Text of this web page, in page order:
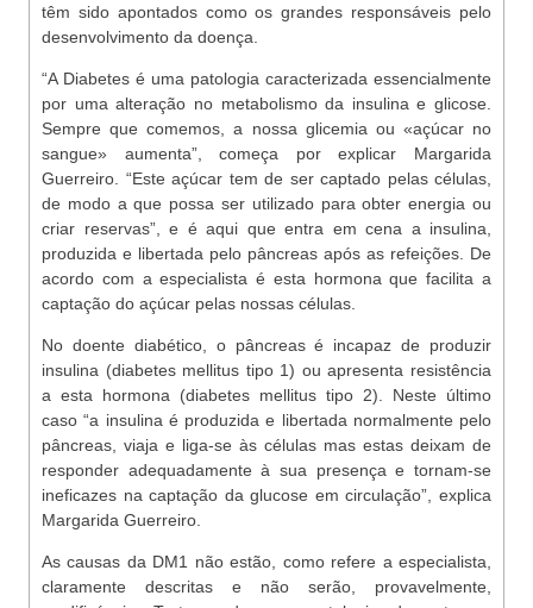
têm sido apontados como os grandes responsáveis pelo
desenvolvimento da doença.
“A Diabetes é uma patologia caracterizada essencialmente
por uma alteração no metabolismo da insulina e glicose.
Sempre que comemos, a nossa glicemia ou «açúcar no
sangue» aumenta”, começa por explicar Margarida
Guerreiro. “Este açúcar tem de ser captado pelas células,
de modo a que possa ser utilizado para obter energia ou
criar reservas”, e é aqui que entra em cena a insulina,
produzida e libertada pelo pâncreas após as refeições. De
acordo com a especialista é esta hormona que facilita a
captação do açúcar pelas nossas células.
No doente diabético, o pâncreas é incapaz de produzir
insulina (diabetes mellitus tipo 1) ou apresenta resistência
a esta hormona (diabetes mellitus tipo 2). Neste último
caso “a insulina é produzida e libertada normalmente pelo
pâncreas, viaja e liga-se às células mas estas deixam de
responder adequadamente à sua presença e tornam-se
ineficazes na captação da glucose em circulação”, explica
Margarida Guerreiro.
As causas da DM1 não estão, como refere a especialista,
claramente descritas e não serão, provavelmente,